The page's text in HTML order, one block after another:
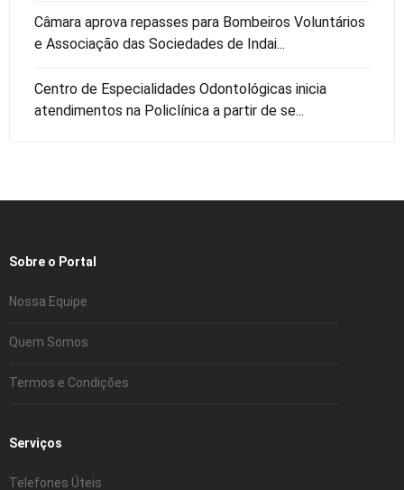
Câmara aprova repasses para Bombeiros Voluntários
e Associação das Sociedades de Indai...
Centro de Especialidades Odontológicas inicia
atendimentos na Policlínica a partir de se...
Sobre o Portal
Nossa Equipe
Quem Somos
Termos e Condições
Serviços
Telefones Úteis